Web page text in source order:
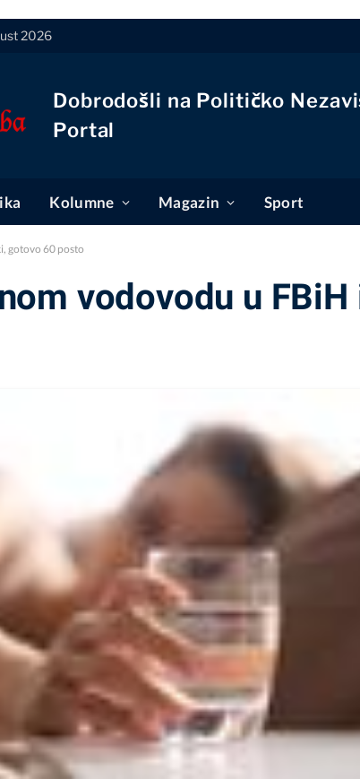
2026
Dobrodošli na Političko
Portal
Kolumne Magazin Sport
gotovo 60 posto
vodovodu u